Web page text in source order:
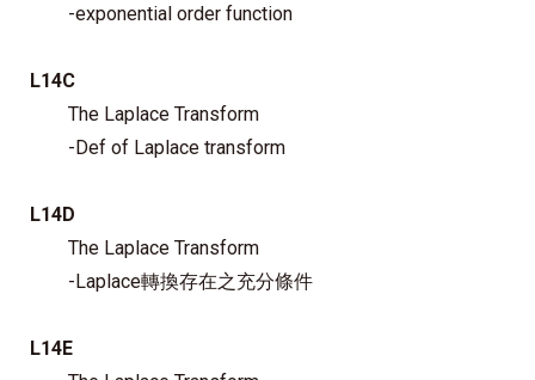
-exponential order function
L14C
The Laplace Transform
-Def of Laplace transform
L14D
The Laplace Transform
-Laplace轉換存在之充分條件
L14E